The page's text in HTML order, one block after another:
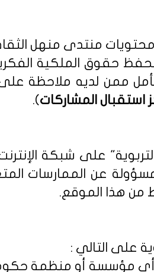
منتدى منهل
حقوق الملكية
ممن لديه ملاحظة
استقبال المشاركات).
التربوية" على شبكة
عن الممارسات
من هذا الموقع.
على التالي :